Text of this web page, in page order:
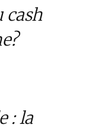
cash
: la